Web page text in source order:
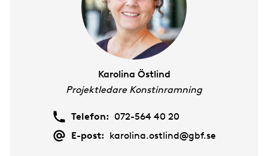
Karolina Östlind
Projektledare Konstinramning
Telefon: 072-564 40 20
E-post: karolina.ostlind@gbf.se